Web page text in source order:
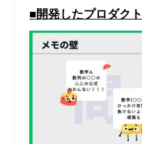
■開発したプロダク